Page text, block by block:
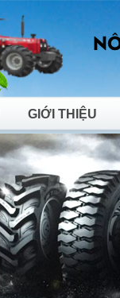
GIỚI THIỆU